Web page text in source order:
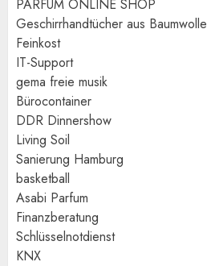
PARFUM ONLINE SHOP
Geschirrhandtücher aus Baumwolle
Feinkost
IT-Support
gema freie musik
Bürocontainer
DDR Dinnershow
Living Soil
Sanierung Hamburg
basketball
Asabi Parfum
Finanzberatung
Schlüsselnotdienst
KNX